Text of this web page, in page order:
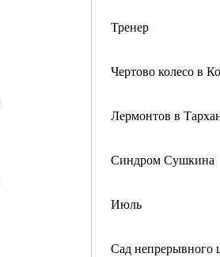
Тренер
Чертово колесо в
Лермонтов в
Синдром Сушкина
Июль
Сад непрерывного